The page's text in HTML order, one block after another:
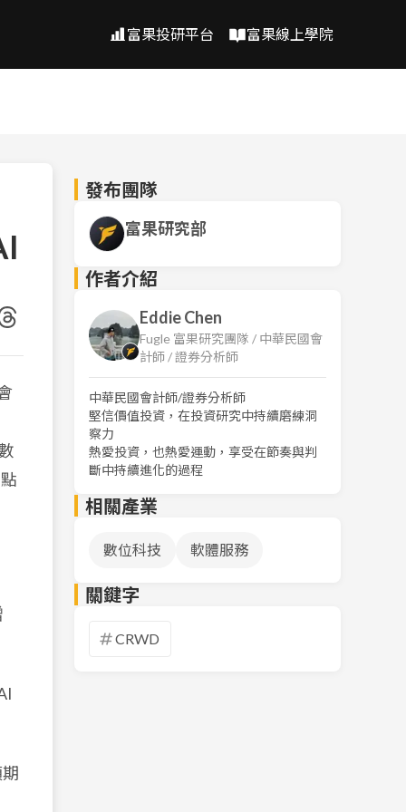
富果投研平台 富果線上學院
發布團隊
富果研究部
作者介紹
Eddie Chen
Fugle 富果研究團隊 / 中華民國會
計師 / 證券分析師
中華民國會計師/證券分析師
堅信價值投資，在投資研究中持續磨練洞
察力
熱愛投資，也熱愛運動，享受在節奏與判
斷中持續進化的過程
相關產業
數位科技 軟體服務
關鍵字
CRWD